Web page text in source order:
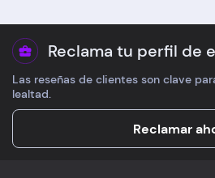
Reclama tu perfil de
Las reseñas de clientes son clave
lealtad.
Reclamar